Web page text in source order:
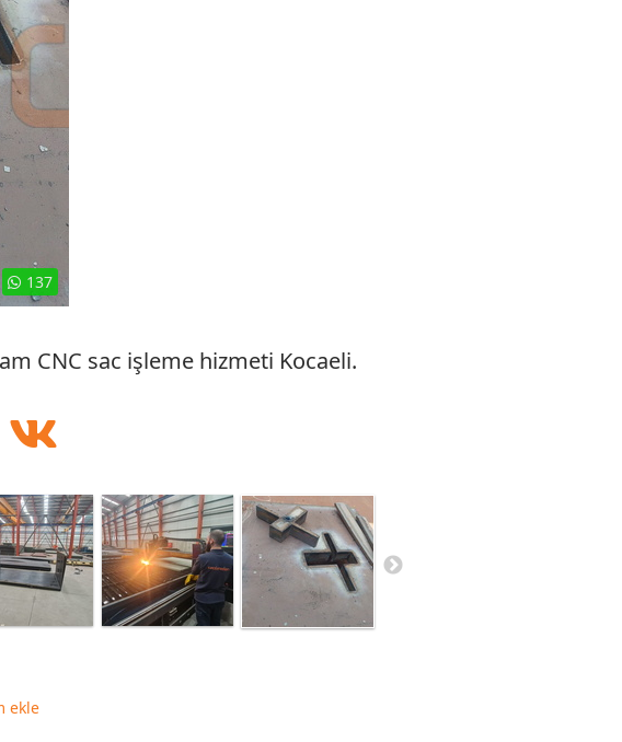
137
CNC sac işleme hizmeti Kocaeli.
ekle